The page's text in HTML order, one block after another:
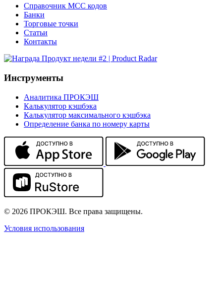
Справочник MCC кодов
Банки
Торговые точки
Статьи
Контакты
Инструменты
Аналитика ПРОКЭШ
Калькулятор кэшбэка
Калькулятор максимального кэшбэка
Определение банка по номеру карты
© 2026 ПРОКЭШ. Все права защищены.
Условия использования